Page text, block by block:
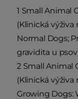
1 Small Animal
(Klinická výživa
Normal Dogs;
gravidita u
2 Small Animal
(Klinická výživa
Growing Dogs: